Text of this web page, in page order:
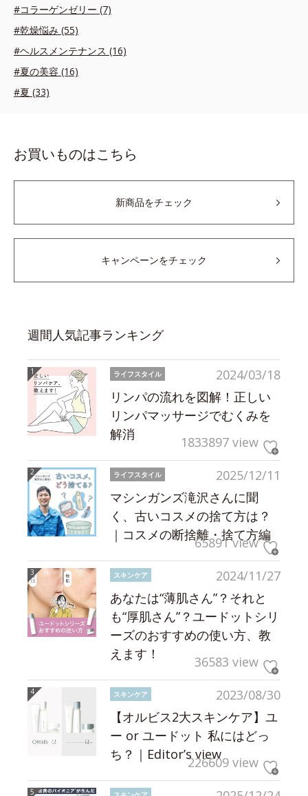
#コラーゲンゼリー (7)
#乾燥悩み (55)
#ヘルスメンテナンス (16)
#夏の美容 (16)
#夏 (33)
お買いものはこちら
新商品をチェック
キャンペーンをチェック
週間人気記事ランキング
2024/03/18
ライフスタイル
リンパの流れを図解！正しい
リンパマッサージでむくみを
解消
1833897 view
2025/12/11
ライフスタイル
マシンガンズ滝沢さんに聞
く、古いコスメの捨て方は？
｜コスメの断捨離・捨て方編
65891 view
2024/11/27
スキンケア
あなたは“薄肌さん”？それと
も“厚肌さん”？ユードットシリ
ーズのおすすめの使い方、教
えます！
36583 view
2023/08/30
スキンケア
【オルビス2大スキンケア】ユ
ー or ユードット 私にはどっ
ち？｜Editor’s view226609 view